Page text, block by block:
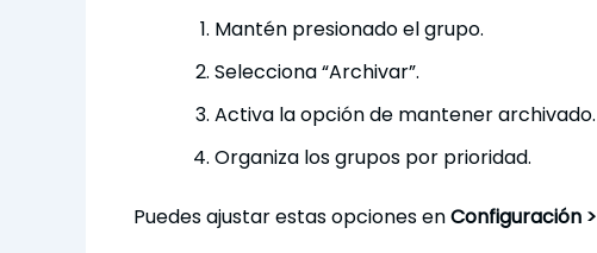
Mantén presionado el grupo.
Selecciona “Archivar”.
Activa la opción de mantener archivado.
Organiza los grupos por prioridad.
Puedes ajustar estas opciones enConfiguración >